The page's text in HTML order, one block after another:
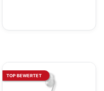
TOP BEWERTET